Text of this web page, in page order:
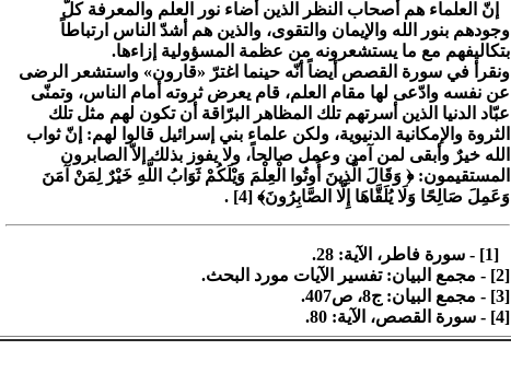
إنّ العلماء هم أصحاب النظر الذين أضاء نور العلم والمعرفة كلّ
وجودهم بنور الله والإيمان والتقوى، والذين هم أشدّ الناس ارتباطاً
بتكاليفهم مع ما يستشعرونه من عظمة المسؤولية إزاءها.
ونقرأ في سورة القصص أيضاً أنّه حينما اغترّ «قارون» واستشعر الرضى
عن نفسه وادّعى لها مقام العلم، قام يعرض ثروته أمام الناس، وتمنّى
عبّاد الدنيا الذين أسرتهم تلك المظاهر البرّاقة أن تكون لهم مثل تلك
الثروة والإمكانية الدنيوية، ولكن علماء بني إسرائيل قالوا لهم: إنّ ثواب
الله خيرٌ وأبقى لمن آمن وعمل صالحاً، ولا يفوز بذلك إلاّ الصابرون
المستقيمون: ﴿ وَقَالَ الَّذِينَ أُوتُوا الْعِلْمَ وَيْلَكُمْ ثَوَابُ اللَّهِ خَيْرٌ لِمَنْ آمَنَ
وَعَمِلَ صَالِحًا وَلَا يُلَقَّاهَا إِلَّا الصَّابِرُونَ﴾ [4] .
[1] - سورة فاطر، الآية: 28.
[2] - مجمع البيان: تفسير الآيات مورد البحث.
[3] - مجمع البيان: ج8، ص407.
[4] - سورة القصص، الآية: 80.